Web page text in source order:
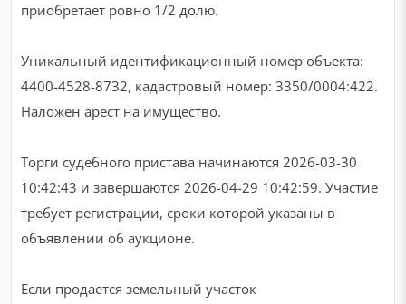
приобретает ровно 1/2 долю.
Уникальный идентификационный номер объекта:
4400-4528-8732, кадастровый номер: 3350/0004:422.
Наложен арест на имущество.
Торги судебного пристава начинаются 2026-03-30
10:42:43 и завершаются 2026-04-29 10:42:59. Участие
требует регистрации, сроки которой указаны в
объявлении об аукционе.
Если продается земельный участок